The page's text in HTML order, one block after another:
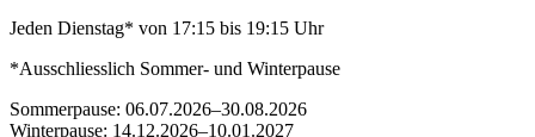
Jeden Dienstag* von 17:15 bis 19:15 Uhr
*Ausschliesslich Sommer- und Winterpause
Sommerpause: 06.07.2026–30.08.2026
Winterpause: 14.12.2026–10.01.2027